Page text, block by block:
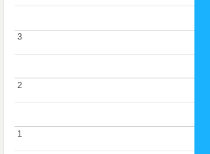
1
1
2
2
3
3